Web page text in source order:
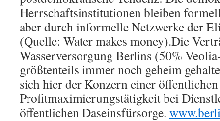
Herrschaftsinstitutionen bleiben
aber durch informelle Netzwerke der
(Quelle: Water makes money).Die
Wasserversorgung Berlins (50%
größtenteils immer noch geheim
sich hier der Konzern einer
Profitmaximierungstätigkeit bei
öffentlichen Daseinsfürsorge.